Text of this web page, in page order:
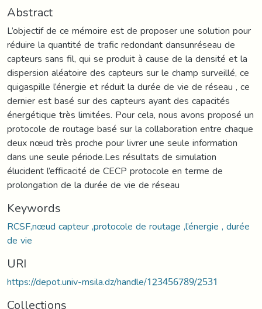
Abstract
L’objectif de ce mémoire est de proposer une solution pour
réduire la quantité de trafic redondant dansunréseau de
capteurs sans fil, qui se produit à cause de la densité et la
dispersion aléatoire des capteurs sur le champ surveillé, ce
quigaspille l’énergie et réduit la durée de vie de réseau , ce
dernier est basé sur des capteurs ayant des capacités
énergétique très limitées. Pour cela, nous avons proposé un
protocole de routage basé sur la collaboration entre chaque
deux nœud très proche pour livrer une seule information
dans une seule période.Les résultats de simulation
élucident l’efficacité de CECP protocole en terme de
prolongation de la durée de vie de réseau
Keywords
RCSF,nœud capteur ,protocole de routage ,l’énergie , durée
de vie
URI
https://depot.univ-msila.dz/handle/123456789/2531